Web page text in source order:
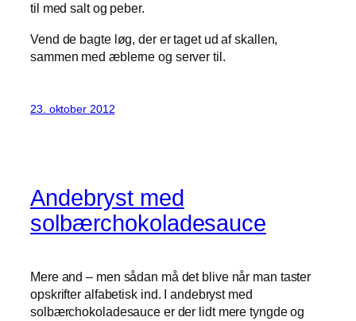
til med salt og peber.
Vend de bagte løg, der er taget ud af skallen,
sammen med æblerne og server til.
23. oktober 2012
Andebryst med
solbærchokoladesauce
Mere and – men sådan må det blive når man taster
opskrifter alfabetisk ind. I andebryst med
solbærchokoladesauce er der lidt mere tyngde og